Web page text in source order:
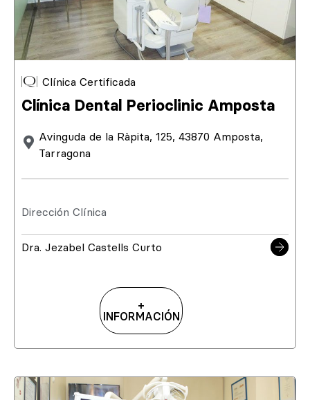
Clínica Certificada
Clínica Dental Perioclinic Amposta
Avinguda de la Ràpita, 125, 43870 Amposta,
Tarragona
Dirección Clínica
Dra. Jezabel Castells Curto
+
INFORMACIÓN